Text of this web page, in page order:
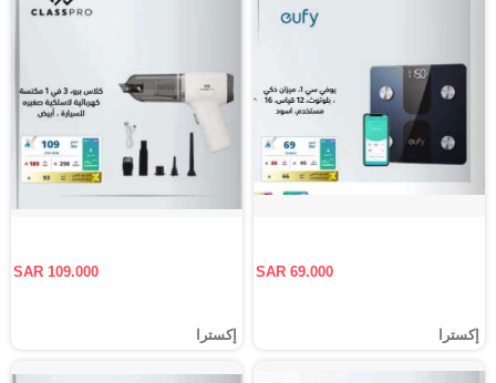
SAR 69.000
إكسترا
SAR 109.000
إكسترا